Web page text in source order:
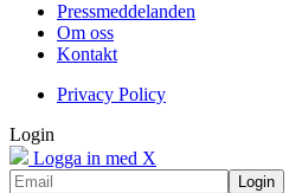
Pressmeddelanden
Om oss
Kontakt
Privacy Policy
Login
Logga in med X
Login